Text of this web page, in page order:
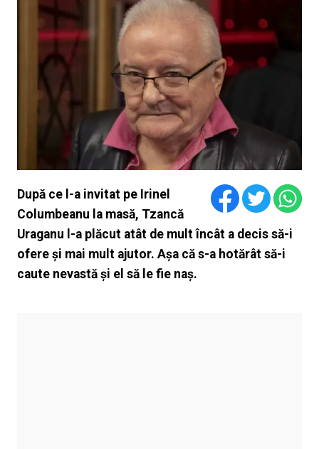
După ce l-a invitat pe Irinel
Columbeanu la masă, Tzancă
Uraganu l-a plăcut atât de mult încât a decis să-i
ofere și mai mult ajutor. Așa că s-a hotărât să-i
caute nevastă și el să le fie naș.